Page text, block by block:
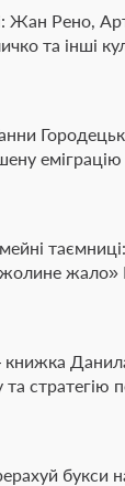
Жан Рено,
та інші
та стратегію
букси